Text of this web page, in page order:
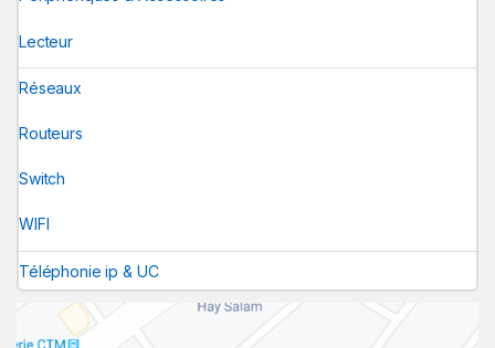
Lecteur
Réseaux
Routeurs
Switch
WIFI
Téléphonie ip & UC